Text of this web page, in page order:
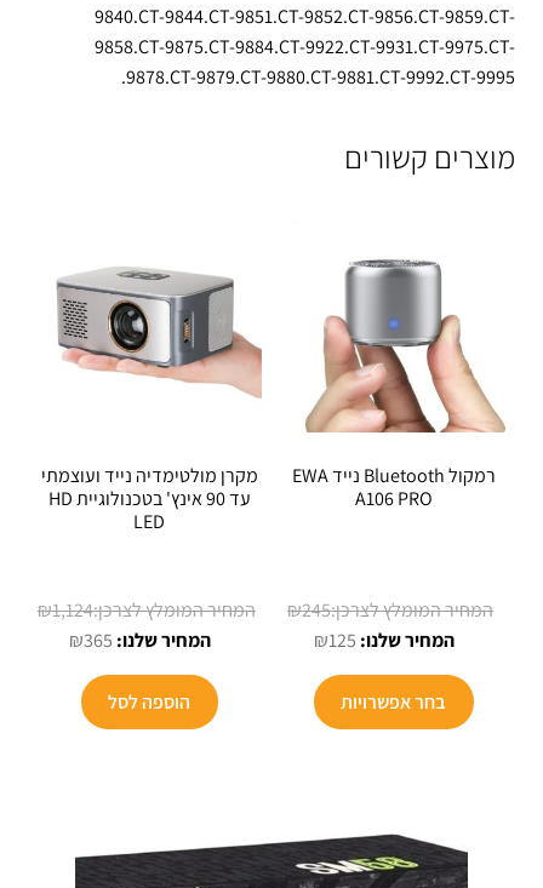
9840.CT-9844.CT-9851.CT-9852.CT-9856.CT-9859.CT-
9858.CT-9875.CT-9884.CT-9922.CT-9931.CT-9975.CT-
9878.CT-9879.CT-9880.CT-9881.CT-9992.CT-9995.
מוצרים קשורים
רמקול Bluetooth נייד EWA
A106 PRO
₪245 המחיר
₪125 המחיר
הוא:
בחר אפשרויות
למוצר
ניתן
לבחור
מקרן מולטימדיה נייד ועוצמתי
עד 90 אינץ' בטכנולוגיית HD
LED
₪1,124
המחיר
המקורי
היה:
₪1,124.
₪365 המחיר
הוספה לסל